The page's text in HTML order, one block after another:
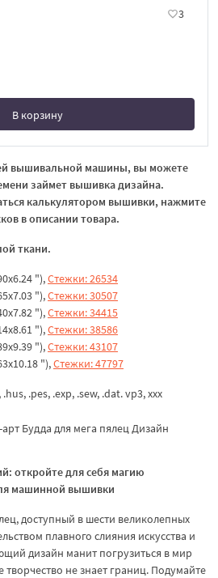
3
В корзину
В корзине
вышивальной машины, вы можете
займет вышивка дизайна.
калькулятором вышивки, нажмите
в описании товара.
ткани.
"),Стежки: 26534
"),Стежки: 30507
"),Стежки: 34415
"),Стежки: 38586
"),Стежки: 43107
"),Стежки: 47797
.pes, .exp, .sew, .dat. vp3, xxx
Будда для мега пялец Дизайн
откройте для себя магию
машинной вышивки
доступный в шести великолепных
плавного слияния искусства и
дизайн манит погрузиться в мир
творчество не знает границ. Подумайте